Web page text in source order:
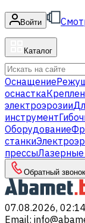
Войти
Каталог
Оснащение
оснастка
электроэрозии
инструмент
Оборудование
станки
прессыЛазерные
Обратный звонок
07.08.2026, 02:14
Email: